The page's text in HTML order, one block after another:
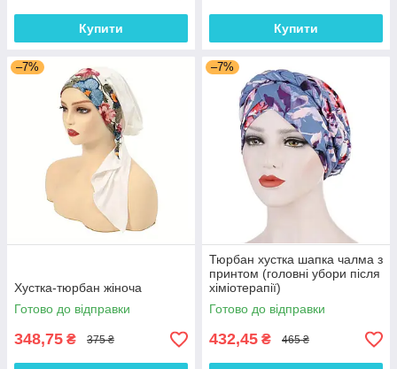
Купити Купити
–7%
Хустка-тюрбан жіноча
Готово до відправки
348,75 ₴ 375 ₴
–7%
Тюрбан хустка шапка чалма з
принтом (головні убори після
хіміотерапії)
Готово до відправки
432,45 ₴ 465 ₴